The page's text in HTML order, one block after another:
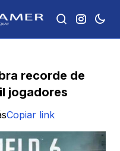
recorde de
jogadores
Copiar link